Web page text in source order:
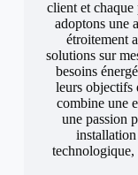
client et chaque
adoptons une
étroitement
solutions sur
besoins
leurs objectifs
combine une
une passion
installation
technologique,